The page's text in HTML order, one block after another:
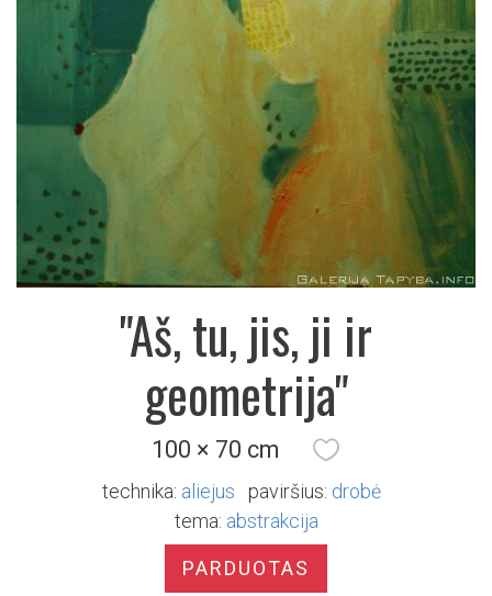
"Aš, tu, jis, ji ir
geometrija"
100 × 70 cm
technika: aliejus paviršius: drobė
tema: abstrakcija
PARDUOTAS